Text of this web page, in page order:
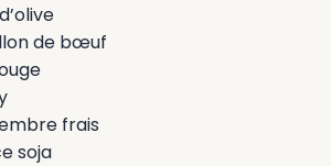
de bœuf
frais
soja